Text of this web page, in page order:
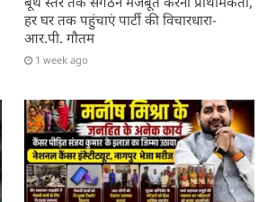
हर घर तक पहुंचाएं पार्टी की विचारधारा-
आर.पी. गौतम
1 week ago